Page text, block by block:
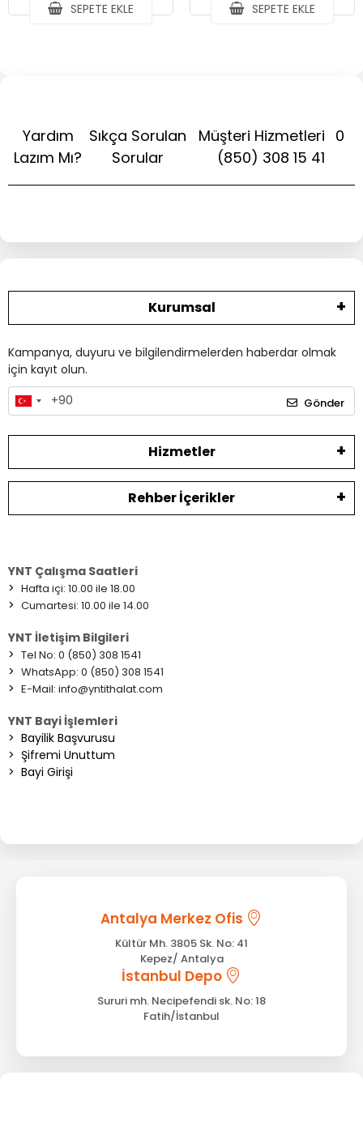
SEPETE EKLE SEPETE EKLE
Yardım
Lazım Mı?
Sıkça Sorulan
Sorular
Müşteri Hizmetleri 0
(850) 308 15 41
Kurumsal
Kampanya, duyuru ve bilgilendirmelerden haberdar olmak
için kayıt olun.
Gönder
Hizmetler
Rehber İçerikler
YNT Çalışma Saatleri
> Hafta içi: 10.00 ile 18.00
> Cumartesi: 10.00 ile 14.00
YNT İletişim Bilgileri
> Tel No: 0 (850) 308 1541
> WhatsApp: 0 (850) 308 1541
> E-Mail: info@yntithalat.com
YNT Bayi İşlemleri
> Bayilik Başvurusu
> Şifremi Unuttum
> Bayi Girişi
Antalya Merkez Ofis
Kültür Mh. 3805 Sk. No: 41
Kepez/ Antalya
İstanbul Depo
Sururi mh. Necipefendi sk. No: 18
Fatih/İstanbul